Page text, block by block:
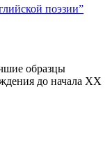
поэзии”
образцы
до начала XX